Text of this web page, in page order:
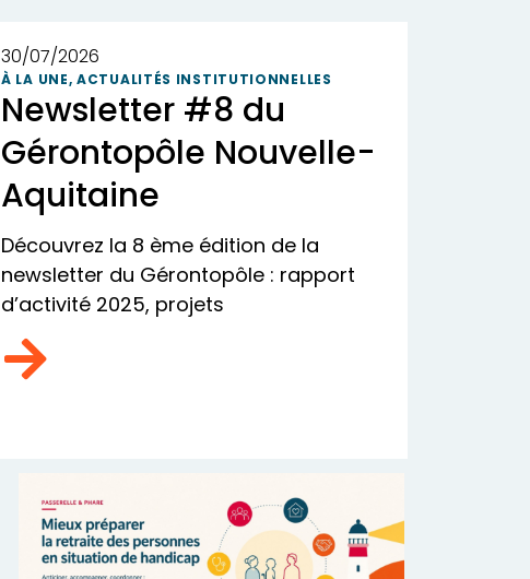
30/07/2026
À LA UNE,ACTUALITÉS INSTITUTIONNELLES
Newsletter #8 du
Gérontopôle Nouvelle-
Aquitaine
Découvrez la 8 ème édition de la
newsletter du Gérontopôle : rapport
d’activité 2025, projets